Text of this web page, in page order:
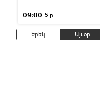
09:00 5 ր
Երեկ Այսօր